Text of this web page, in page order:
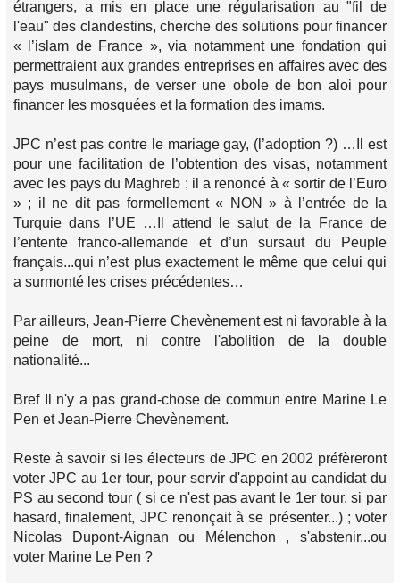
étrangers, a mis en place une régularisation au "fil de
l'eau" des clandestins, cherche des solutions pour financer
« l’islam de France », via notamment une fondation qui
permettraient aux grandes entreprises en affaires avec des
pays musulmans, de verser une obole de bon aloi pour
financer les mosquées et la formation des imams.
JPC n’est pas contre le mariage gay, (l’adoption ?) …Il est
pour une facilitation de l’obtention des visas, notamment
avec les pays du Maghreb ; il a renoncé à « sortir de l’Euro
» ; il ne dit pas formellement « NON » à l’entrée de la
Turquie dans l’UE …Il attend le salut de la France de
l’entente franco-allemande et d’un sursaut du Peuple
français...qui n’est plus exactement le même que celui qui
a surmonté les crises précédentes…
Par ailleurs, Jean-Pierre Chevènement est ni favorable à la
peine de mort, ni contre l'abolition de la double
nationalité...
Bref Il n'y a pas grand-chose de commun entre Marine Le
Pen et Jean-Pierre Chevènement.
Reste à savoir si les électeurs de JPC en 2002 préfèreront
voter JPC au 1er tour, pour servir d'appoint au candidat du
PS au second tour ( si ce n'est pas avant le 1er tour, si par
hasard, finalement, JPC renonçait à se présenter...) ; voter
Nicolas Dupont-Aignan ou Mélenchon , s'abstenir...ou
voter Marine Le Pen ?